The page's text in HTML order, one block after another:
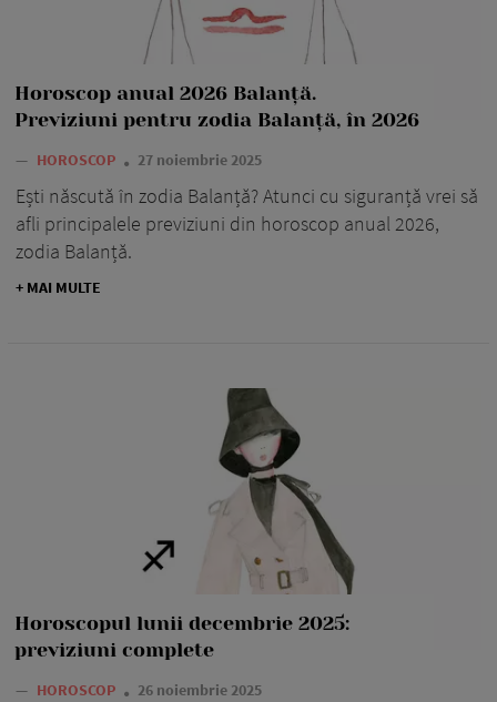
Horoscop anual 2026 Balanță.
Previziuni pentru zodia Balanță, în 2026
— HOROSCOP 27 noiembrie 2025
Ești născută în zodia Balanță? Atunci cu siguranță vrei să
afli principalele previziuni din horoscop anual 2026,
zodia Balanță.
+ MAI MULTE
Horoscopul lunii decembrie 2025:
previziuni complete
— HOROSCOP 26 noiembrie 2025